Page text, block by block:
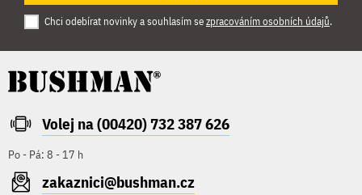
Chci odebírat novinky a souhlasím sezpracováním osobních údajů.
Volej na (00420) 732 387 626
Po - Pá: 8 - 17 h
zakaznici@bushman.cz